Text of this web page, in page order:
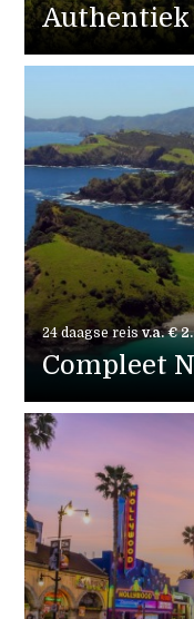
Authentiek
24 daagse reisv.a. €
Compleet